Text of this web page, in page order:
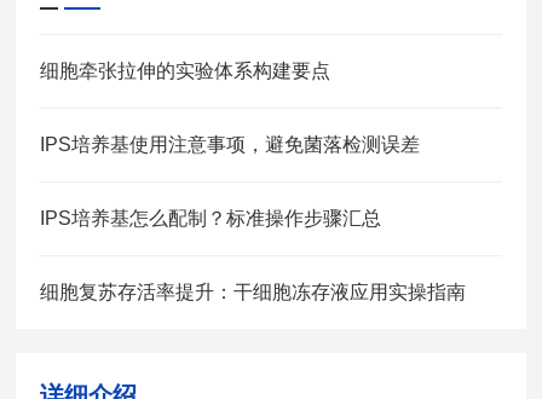
细胞牵张拉伸的实验体系构建要点
IPS培养基使用注意事项，避免菌落检测误差
IPS培养基怎么配制？标准操作步骤汇总
细胞复苏存活率提升：干细胞冻存液应用实操指南